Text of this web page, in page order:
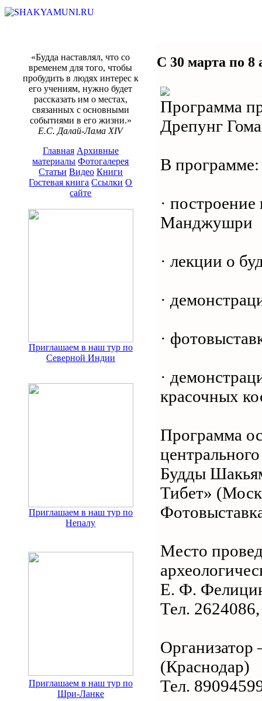
«Будда наставлял, что со
временем для того, чтобы
пробудить в людях интерес к
его учениям, нужно будет
рассказать им о местах,
связанных с основными
событиями в его жизни.»
Е.С. Далай-Лама XIV
Главная Архивные
материалы Фотогалерея
Статьи Видео Книги
Гостевая книга Ссылки О
сайте
Приглашаем в наш тур по
Северной Индии
Приглашаем в наш тур по
Непалу
Приглашаем в наш тур по
Шри-Ланке
С 30 марта по 8
Программа
Дрепунг
В программе:
·
Манджушри
· лекции о
·
·
·
красочных
Программа
Будды
Тибет»
Место
Е. Ф.
Тел.
Организатор
(Краснодар)
Тел.